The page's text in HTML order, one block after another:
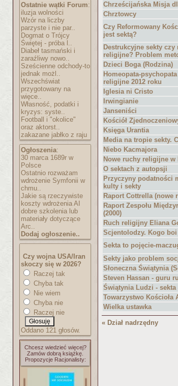
Ostatnie wątki Forum:
iluzja wolności
Wzór na liczby
parzyste i nie par..
Dogmat o Trójcy
Świętej - próba l..
Diabeł tasmański i
zaraźliwy nowo..
Sześcienne odchody-to
jednak możl..
Wszechświat
przygotowany na
więce..
Własność, podatki i
kryzys: syste..
Football i "okolice"
oraz aktorst..
zakazane jabłko z raju
Ogłoszenia:
30 marca 1689r w
Polsce
Ostatnio rozważam
wdrożenie Symfonii w
chmu..
Jakie są rzeczywiste
koszty wdrożenia AI
dobre szkolenia lub
materiały dotyczące
Arc..
Dodaj ogłoszenie..
Czy wojna USA/Iran
skoczy się w 2026?
Raczej tak
Chyba tak
Nie wiem
Chyba nie
Raczej nie
Oddano 121 głosów.
Chcesz wiedzieć więcej?
Zamów dobrą książkę.
Propozycje Racjonalisty:
Chrześcijańska Misja
Chrztowcy
Czy Reformowany
jest sektą?
Destrukcyjne sekty czy
religijne? Problem
Dzieci Boga (Rodzina)
Homeopata-
religijne 2012 roku
Iglesia ni Cristo
Irwingianie
Janseniści
Kościół
Księga Urantia
Media na tropie sekty.
Niebo Kacmajora
Nowe ruchy religijne w
O sektach z autopsji
Przyczyny podatności
kulty i sekty
Raport Cottrella (nowe
Raport Zespołu
(2000)
Ruch religijny Eliana
Scjentolodzy. Kogo
Sekta to pojęcie-
Sekty jako problem
Słoneczna Świątynia
Steven Hassan - guru
Świątynia Ludzi - sekta
Towarzystwo Kościoła
Wielka ustawka
« Dział nadrzędny